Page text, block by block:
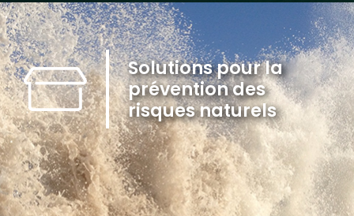
Solutions pour la
prévention des
risques naturels